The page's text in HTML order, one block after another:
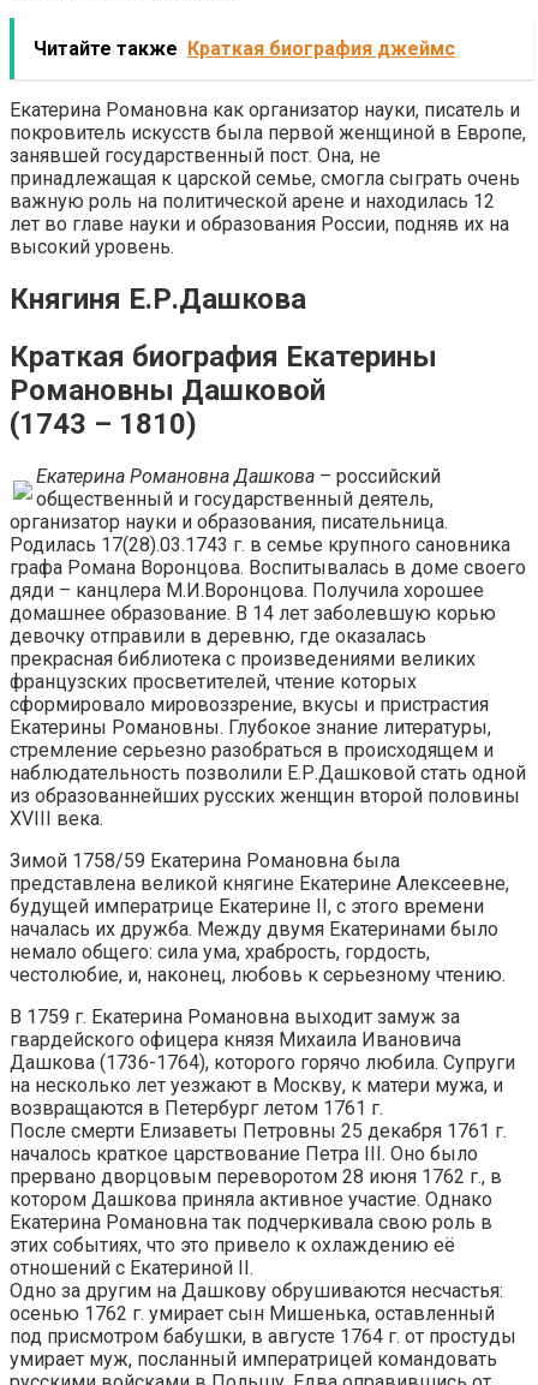
Читайте также Краткая биография джеймс
Екатерина Романовна как организатор науки, писатель и
покровитель искусств была первой женщиной в Европе,
занявшей государственный пост. Она, не
принадлежащая к царской семье, смогла сыграть очень
важную роль на политической арене и находилась 12
лет во главе науки и образования России, подняв их на
высокий уровень.
Княгиня Е.Р.Дашкова
Краткая биография Екатерины
Романовны Дашковой
(1743 – 1810)
Екатерина Романовна Дашкова – российский
общественный и государственный деятель,
организатор науки и образования, писательница.
Родилась 17(28).03.1743 г. в семье крупного сановника
графа Романа Воронцова. Воспитывалась в доме своего
дяди – канцлера М.И.Воронцова. Получила хорошее
домашнее образование. В 14 лет заболевшую корью
девочку отправили в деревню, где оказалась
прекрасная библиотека с произведениями великих
французских просветителей, чтение которых
сформировало мировоззрение, вкусы и пристрастия
Екатерины Романовны. Глубокое знание литературы,
стремление серьезно разобраться в происходящем и
наблюдательность позволили Е.Р.Дашковой стать одной
из образованнейших русских женщин второй половины
XVIII века.
Зимой 1758/59 Екатерина Романовна была
представлена великой княгине Екатерине Алексеевне,
будущей императрице Екатерине II, с этого времени
началась их дружба. Между двумя Екатеринами было
немало общего: сила ума, храбрость, гордость,
честолюбие, и, наконец, любовь к серьезному чтению.
В 1759 г. Екатерина Романовна выходит замуж за
гвардейского офицера князя Михаила Ивановича
Дашкова (1736-1764), которого горячо любила. Супруги
на несколько лет уезжают в Москву, к матери мужа, и
возвращаются в Петербург летом 1761 г.
После смерти Елизаветы Петровны 25 декабря 1761 г.
началось краткое царствование Петра III. Оно было
прервано дворцовым переворотом 28 июня 1762 г., в
котором Дашкова приняла активное участие. Однако
Екатерина Романовна так подчеркивала свою роль в
этих событиях, что это привело к охлаждению её
отношений с Екатериной II.
Одно за другим на Дашкову обрушиваются несчастья:
осенью 1762 г. умирает сын Мишенька, оставленный
под присмотром бабушки, в августе 1764 г. от простуды
умирает муж, посланный императрицей командовать